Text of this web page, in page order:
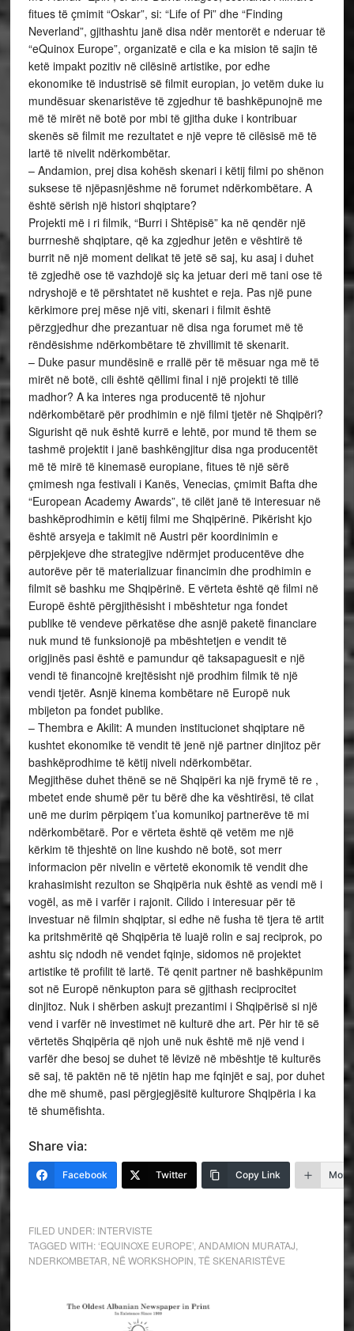
fitues të çmimit “Oskar”, si: “Life of Pi” dhe “Finding
Neverland”, gjithashtu janë disa ndër mentorët e nderuar të
“eQuinox Europe”, organizatë e cila e ka mision të sajin të
ketë impakt pozitiv në cilësinë artistike, por edhe
ekonomike të industrisë së filmit europian, jo vetëm duke iu
mundësuar skenaristëve të zgjedhur të bashkëpunojnë me
më të mirët në botë por mbi të gjitha duke i kontribuar
skenës së filmit me rezultatet e një vepre të cilësisë më të
lartë të nivelit ndërkombëtar.
– Andamion, prej disa kohësh skenari i këtij filmi po shënon
suksese të njëpasnjëshme në forumet ndërkombëtare. A
është sërish një histori shqiptare?
Projekti më i ri filmik, “Burri i Shtëpisë” ka në qendër një
burrneshë shqiptare, që ka zgjedhur jetën e vështirë të
burrit në një moment delikat të jetë së saj, ku asaj i duhet
të zgjedhë ose të vazhdojë siç ka jetuar deri më tani ose të
ndryshojë e të përshtatet në kushtet e reja. Pas një pune
kërkimore prej mëse një viti, skenari i filmit është
përzgjedhur dhe prezantuar në disa nga forumet më të
rëndësishme ndërkombëtare të zhvillimit të skenarit.
– Duke pasur mundësinë e rrallë për të mësuar nga më të
mirët në botë, cili është qëllimi final i një projekti të tillë
madhor? A ka interes nga producentë të njohur
ndërkombëtarë për prodhimin e një filmi tjetër në Shqipëri?
Sigurisht që nuk është kurrë e lehtë, por mund të them se
tashmë projektit i janë bashkëngjitur disa nga producentët
më të mirë të kinemasë europiane, fitues të një sërë
çmimesh nga festivali i Kanës, Venecias, çmimit Bafta dhe
“European Academy Awards”, të cilët janë të interesuar në
bashkëprodhimin e këtij filmi me Shqipërinë. Pikërisht kjo
është arsyeja e takimit në Austri për koordinimin e
përpjekjeve dhe strategjive ndërmjet producentëve dhe
autorëve për të materializuar financimin dhe prodhimin e
filmit së bashku me Shqipërinë. E vërteta është që filmi në
Europë është përgjithësisht i mbështetur nga fondet
publike të vendeve përkatëse dhe asnjë paketë financiare
nuk mund të funksionojë pa mbështetjen e vendit të
origjinës pasi është e pamundur që taksapaguesit e një
vendi të financojnë krejtësisht një prodhim filmik të një
vendi tjetër. Asnjë kinema kombëtare në Europë nuk
mbijeton pa fondet publike.
– Thembra e Akilit: A munden institucionet shqiptare në
kushtet ekonomike të vendit të jenë një partner dinjitoz për
bashkëprodhime të këtij niveli ndërkombëtar.
Megjithëse duhet thënë se në Shqipëri ka një frymë të re ,
mbetet ende shumë për tu bërë dhe ka vështirësi, të cilat
unë me durim përpiqem t’ua komunikoj partnerëve të mi
ndërkombëtarë. Por e vërteta është që vetëm me një
kërkim të thjeshtë on line kushdo në botë, sot merr
informacion për nivelin e vërtetë ekonomik të vendit dhe
krahasimisht rezulton se Shqipëria nuk është as vendi më i
vogël, as më i varfër i rajonit. Cilido i interesuar për të
investuar në filmin shqiptar, si edhe në fusha të tjera të artit
ka pritshmëritë që Shqipëria të luajë rolin e saj reciprok, po
ashtu siç ndodh në vendet fqinje, sidomos në projektet
artistike të profilit të lartë. Të qenit partner në bashkëpunim
sot në Europë nënkupton para së gjithash reciprocitet
dinjitoz. Nuk i shërben askujt prezantimi i Shqipërisë si një
vend i varfër në investimet në kulturë dhe art. Për hir të së
vërtetës Shqipëria që njoh unë nuk është më një vend i
varfër dhe besoj se duhet të lëvizë në mbështje të kulturës
së saj, të paktën në të njëtin hap me fqinjët e saj, por duhet
dhe më shumë, pasi përgjegjësitë kulturore Shqipëria i ka
të shumëfishta.
Share via:
Facebook Twitter Copy Link More
FILED UNDER: INTERVISTE
TAGGED WITH:‘EQUINOXE EUROPE’, ANDAMION MURATAJ
NDERKOMBETAR NË WORKSHOPIN TË SKENARISTËVE